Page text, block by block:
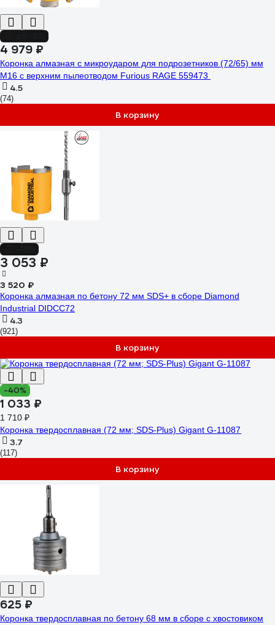
4 979 ₽
Коронка алмазная с микроударом для подрозетников (72/65) мм
М16 с верхним пылеотводом Furious RAGE 559473
4.5
(74)
В корзину
3 053 ₽
3 520 ₽
Коронка алмазная по бетону 72 мм SDS+ в сборе Diamond
Industrial DIDCC72
4.3
(921)
В корзину
-40%
1 033 ₽
1 710 ₽
Коронка твердосплавная (72 мм; SDS-Plus) Gigant G-11087
3.7
(117)
В корзину
625 ₽
Коронка твердосплавная по бетону 68 мм в сборе с хвостовиком